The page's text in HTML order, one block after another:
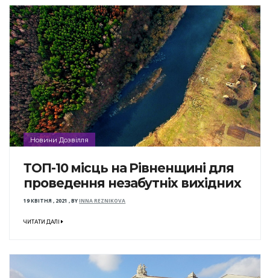
Новини Дозвілля
ТОП-10 місць на Рівненщині для
проведення незабутніх вихідних
19 КВІТНЯ , 2021 ,BYINNA REZNIKOVA
ЧИТАТИ ДАЛІ